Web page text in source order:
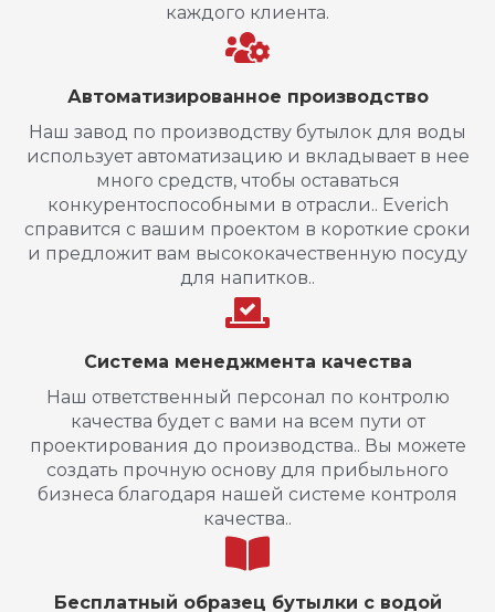
каждого клиента.
Автоматизированное производство
Наш завод по производству бутылок для воды
использует автоматизацию и вкладывает в нее
много средств, чтобы оставаться
конкурентоспособными в отрасли.. Everich
справится с вашим проектом в короткие сроки
и предложит вам высококачественную посуду
для напитков..
Система менеджмента качества
Наш ответственный персонал по контролю
качества будет с вами на всем пути от
проектирования до производства.. Вы можете
создать прочную основу для прибыльного
бизнеса благодаря нашей системе контроля
качества..
Бесплатный образец бутылки с водой